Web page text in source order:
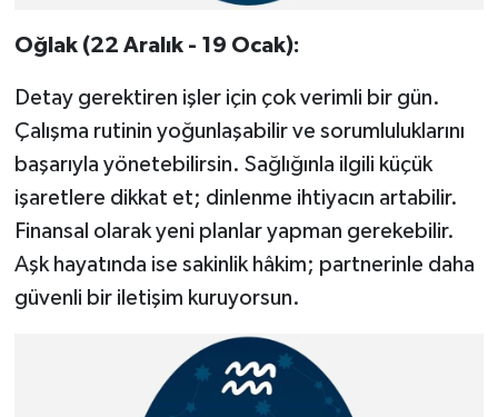
Oğlak (22 Aralık - 19 Ocak):
Detay gerektiren işler için çok verimli bir gün.
Çalışma rutinin yoğunlaşabilir ve sorumluluklarını
başarıyla yönetebilirsin. Sağlığınla ilgili küçük
işaretlere dikkat et; dinlenme ihtiyacın artabilir.
Finansal olarak yeni planlar yapman gerekebilir.
Aşk hayatında ise sakinlik hâkim; partnerinle daha
güvenli bir iletişim kuruyorsun.